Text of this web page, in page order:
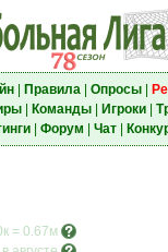
| Правила| Опросы|
| Команды| Игроки|
| Форум Чат|
= 0.67м